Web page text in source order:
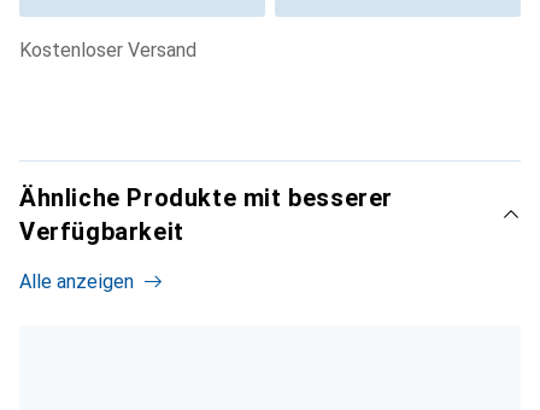
kostenloser Versand
Ähnliche Produkte mit besserer
Verfügbarkeit
Alle anzeigen